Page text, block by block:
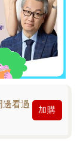
看過
加購